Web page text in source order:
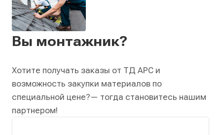
Вы монтажник?
Хотите получать заказы от ТД АРС и
возможность закупки материалов по
специальной цене?— тогда становитесь нашим
партнером!